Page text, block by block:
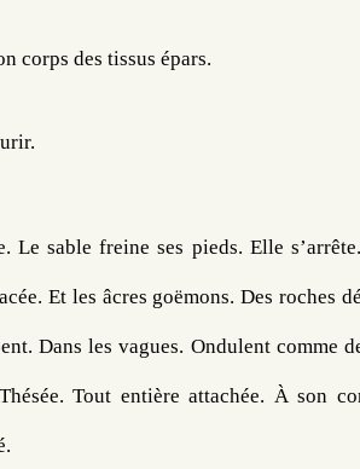
corps des tissus épars.
Le sable freine ses pieds. Elle
Et les âcres goëmons. Des roches
Dans les vagues. Ondulent comme
Tout entière attachée. À son